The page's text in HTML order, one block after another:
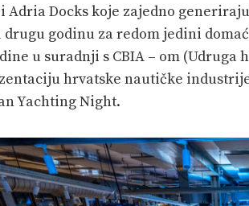
i Adria Docks koje zajedno
drugu godinu za redom jedini
u suradnji s CBIA – om
hrvatske nautičke
Yachting Night.